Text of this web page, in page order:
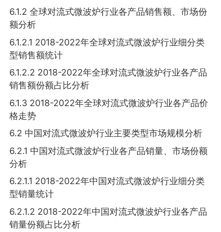
6.1.2 全球对流式微波炉行业各产品销售额、市场份
额分析
6.1.2.1 2018-2022年全球对流式微波炉行业细分类
型销售额统计
6.1.2.2 2018-2022年全球对流式微波炉行业各产品
销售额份额占比分析
6.1.3 2018-2022年全球对流式微波炉行业各产品价
格走势
6.2 中国对流式微波炉行业主要类型市场规模分析
6.2.1 中国对流式微波炉行业各产品销量、市场份额
分析
6.2.1.1 2018-2022年中国对流式微波炉行业细分类
型销量统计
6.2.1.2 2018-2022年中国对流式微波炉行业各产品
销量份额占比分析